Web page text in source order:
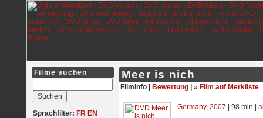
Filme suchen
Sprachfilter: FR EN
Meer is nich
Filminfo | Bewertung » Film auf Merkliste
Germany, 2007 | 98 min |